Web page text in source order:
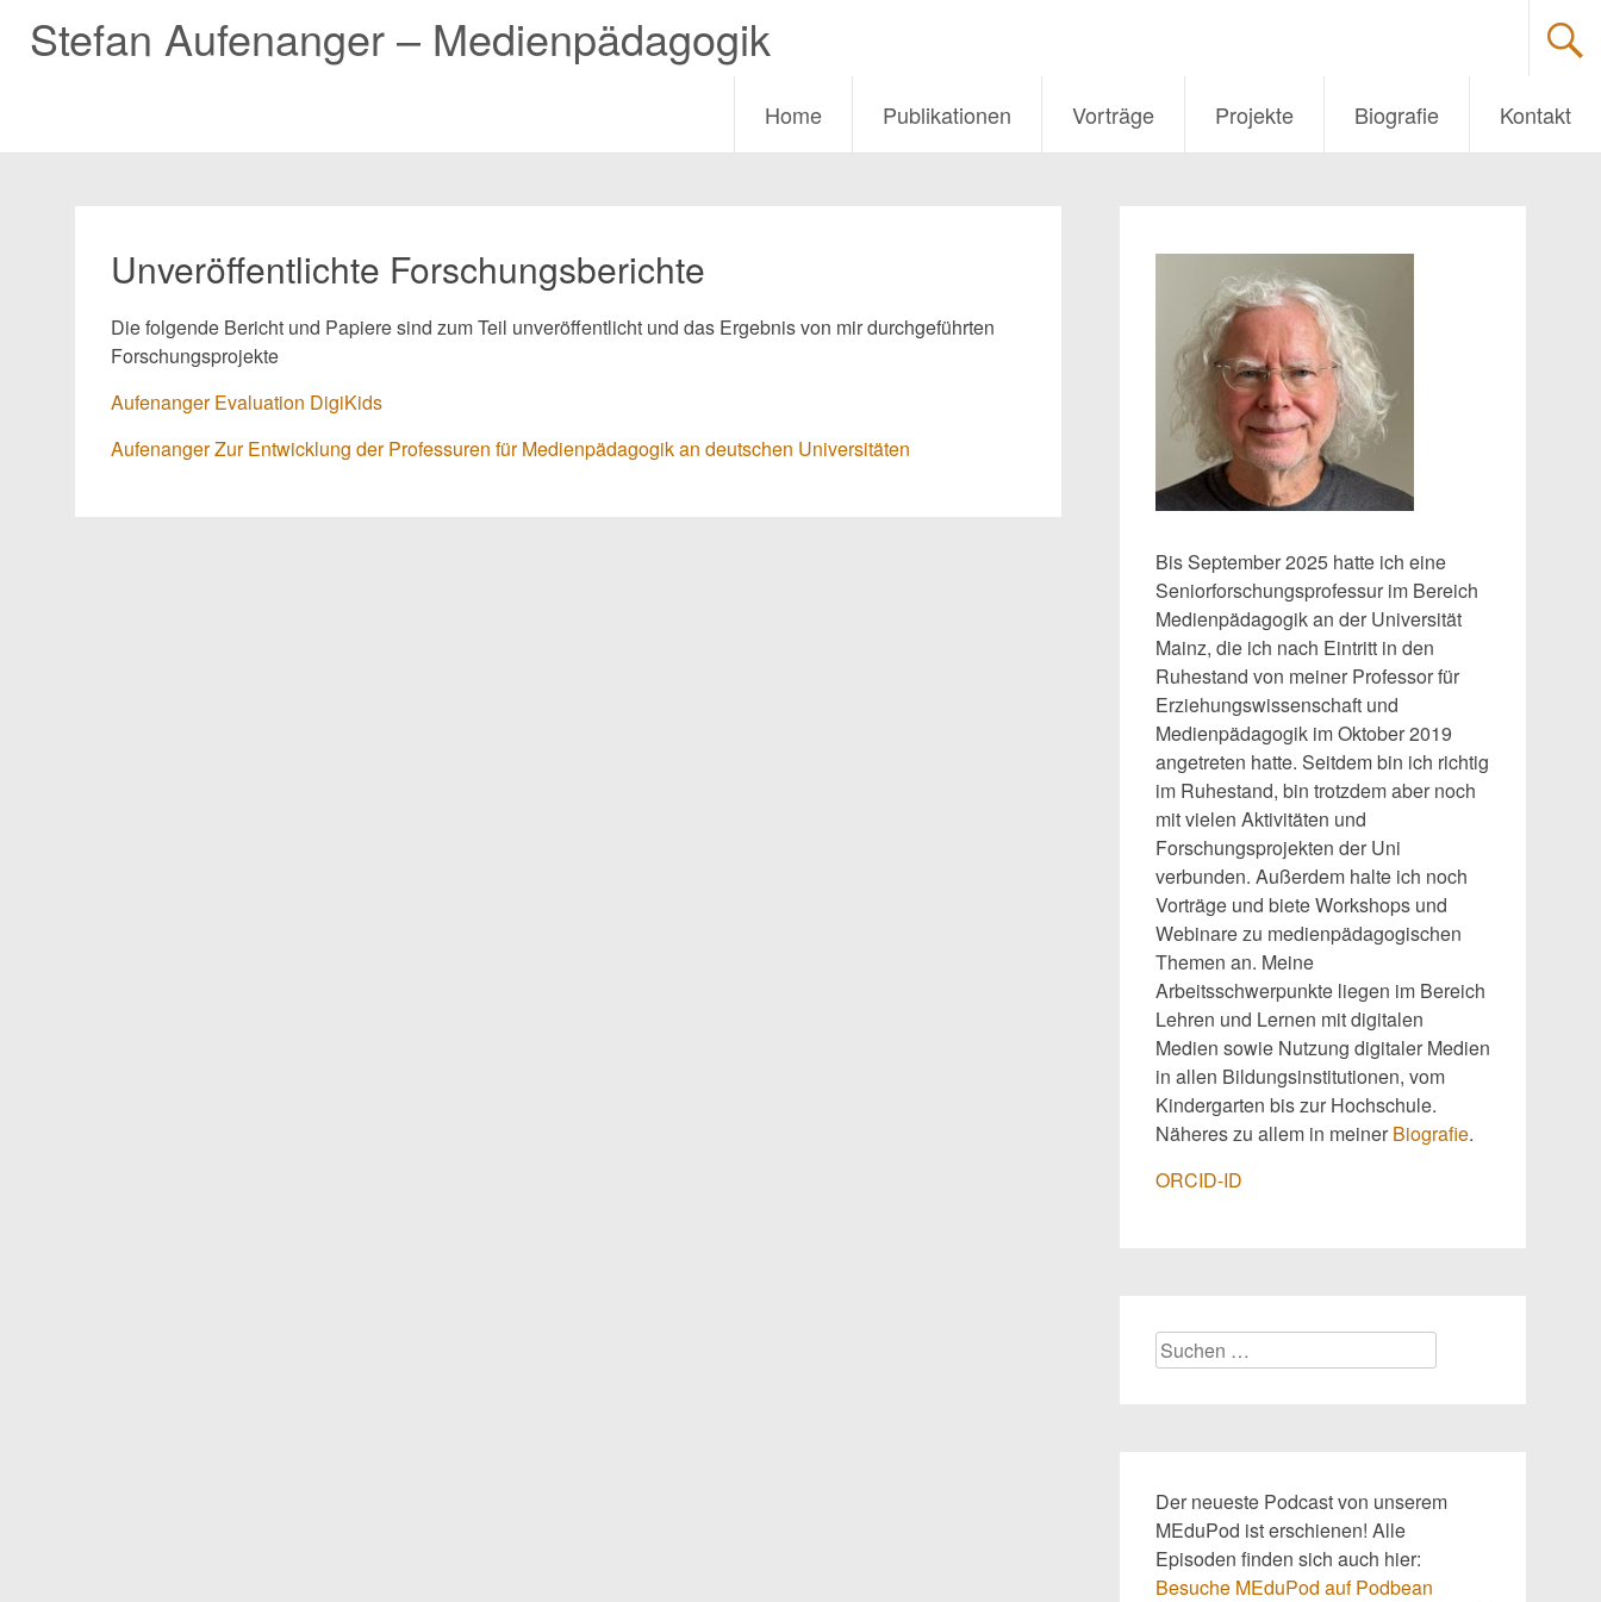
Stefan Aufenanger – Medienpädagogik
Home Publikationen Vorträge Projekte Biografie Kontakt
Unveröffentlichte Forschungsberichte
Die folgende Bericht und Papiere sind zum Teil unveröffentlicht und das Ergebnis von mir durchgeführten
Forschungsprojekte
Aufenanger Evaluation DigiKids
Aufenanger Zur Entwicklung der Professuren für Medienpädagogik an deutschen Universitäten
Bis September 2025 hatte ich eine
Seniorforschungsprofessur im Bereich
Medienpädagogik an der Universität
Mainz, die ich nach Eintritt in den
Ruhestand von meiner Professor für
Erziehungswissenschaft und
Medienpädagogik im Oktober 2019
angetreten hatte. Seitdem bin ich richtig
im Ruhestand, bin trotzdem aber noch
mit vielen Aktivitäten und
Forschungsprojekten der Uni
verbunden. Außerdem halte ich noch
Vorträge und biete Workshops und
Webinare zu medienpädagogischen
Themen an. Meine
Arbeitsschwerpunkte liegen im Bereich
Lehren und Lernen mit digitalen
Medien sowie Nutzung digitaler Medien
in allen Bildungsinstitutionen, vom
Kindergarten bis zur Hochschule.
Näheres zu allem in meiner Biografie.
ORCID-ID
Suchen
nach:
Der neueste Podcast von unserem
MEduPod ist erschienen! Alle
Episoden finden sich auch hier:
Besuche MEduPod auf Podbean